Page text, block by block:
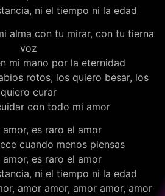
ni el tiempo ni la edad
alma con tu mirar, con tu tierna
voz
mi mano por la eternidad
rotos, los quiero besar, los
quiero curar
con todo mi amor
amor, es raro el amor
cuando menos piensas
amor, es raro el amor
ni el tiempo ni la edad
amor amor, amor amor, amor